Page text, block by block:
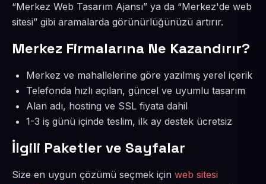
“Merkez Web Tasarım Ajansı” ya da “Merkez'de web
sitesi” gibi aramalarda görünürlüğünüzü artırır.
Merkez Firmalarına Ne Kazandırır?
Merkez ve mahallelerine göre yazılmış yerel içerik
Telefonda hızlı açılan, güncel ve uyumlu tasarım
Alan adı, hosting ve SSL fiyata dahil
1-3 iş günü içinde teslim, ilk ay destek ücretsiz
İlgili Paketler ve Sayfalar
Size en uygun çözümü seçmek için web sitesi